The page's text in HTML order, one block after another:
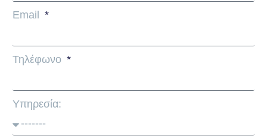
Email
Τηλέφωνο
Υπηρεσία: